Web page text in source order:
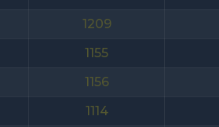
1209
1155
1156
1114